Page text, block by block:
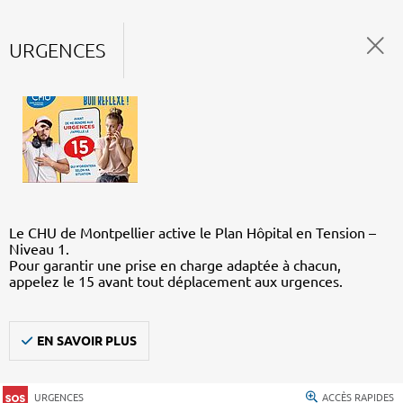
URGENCES
Le CHU de Montpellier active le Plan Hôpital en Tension –
Niveau 1.
Pour garantir une prise en charge adaptée à chacun,
appelez le 15 avant tout déplacement aux urgences.
EN SAVOIR PLUS
URGENCES ACCÈS RAPIDES